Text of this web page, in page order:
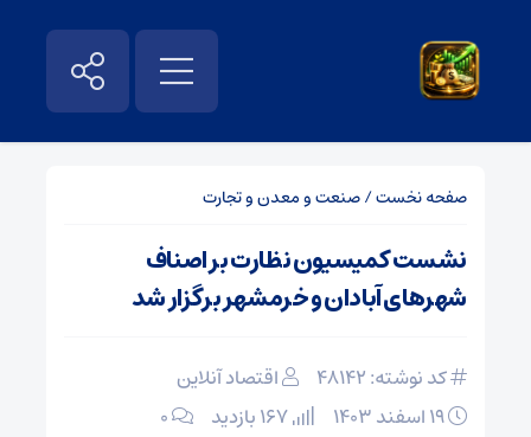
صفحه نخست/صنعت و معدن و تجارت
نشست کمیسیون نظارت بر اصناف
شهرهای آبادان و خرمشهر برگزار شد
کد نوشته: 48142
اقتصاد آنلاین
۰